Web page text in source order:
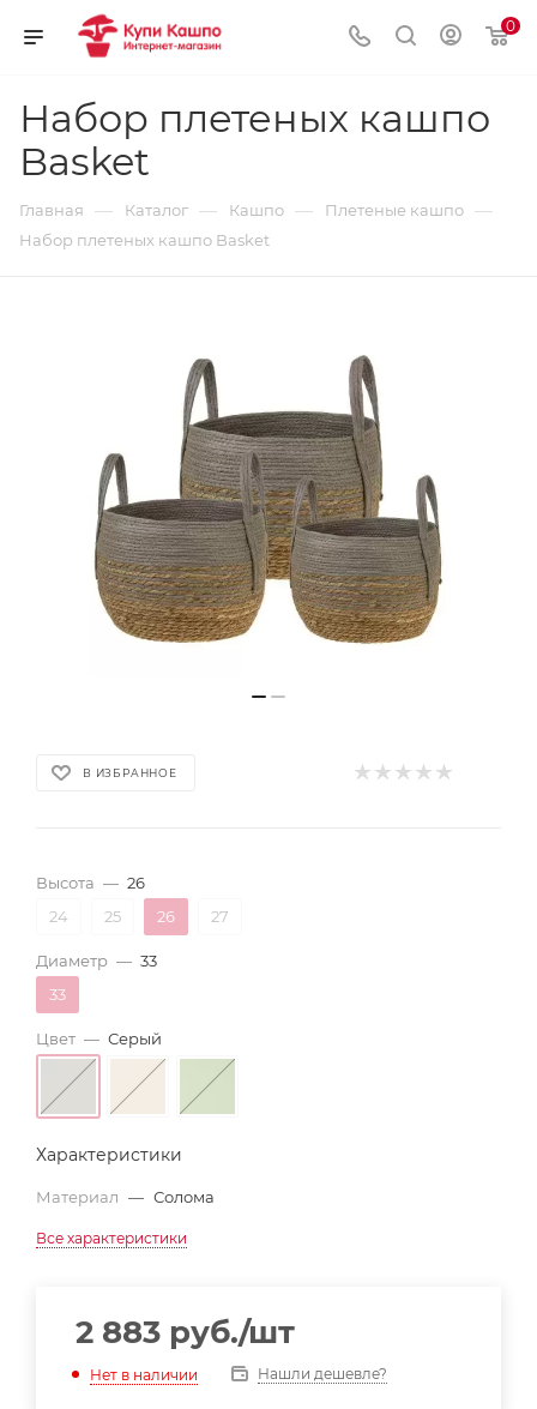
0
Набор плетеных кашпо
Basket
Главная — Каталог — Кашпо — Плетеные кашпо —
Набор плетеных кашпо Basket
В ИЗБРАННОЕ
Высота — 26
24
25 26 27
Диаметр — 33
33
Цвет — Серый
Характеристики
Материал — Солома
Все характеристики
2 883 руб./шт
Нет в наличии Нашли дешевле?